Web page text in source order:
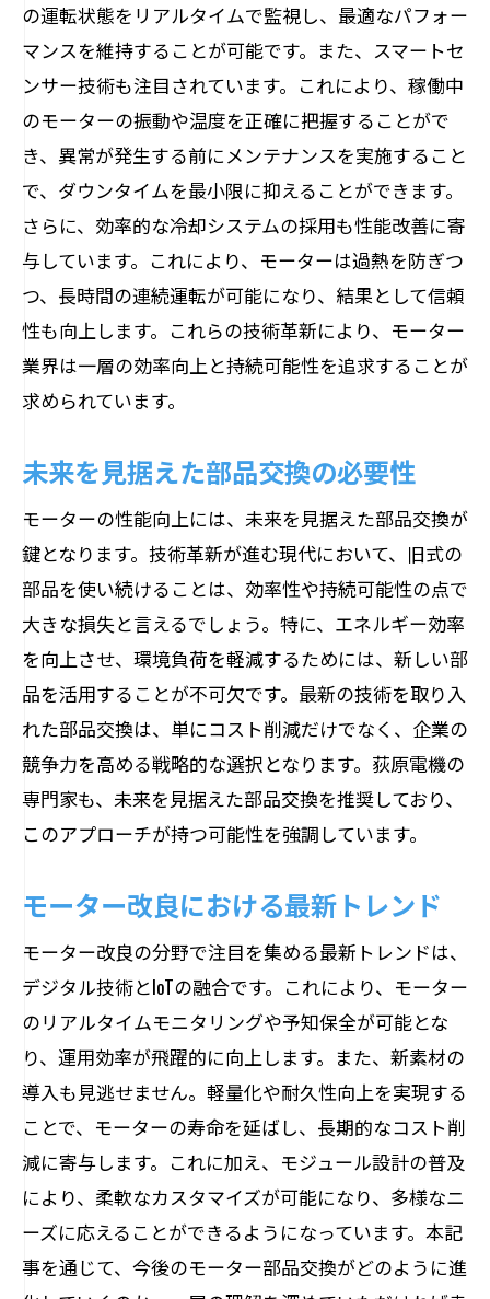
の運転状態をリアルタイムで監視し、最適なパフォー
マンスを維持することが可能です。また、スマートセ
ンサー技術も注目されています。これにより、稼働中
のモーターの振動や温度を正確に把握することがで
き、異常が発生する前にメンテナンスを実施すること
で、ダウンタイムを最小限に抑えることができます。
さらに、効率的な冷却システムの採用も性能改善に寄
与しています。これにより、モーターは過熱を防ぎつ
つ、長時間の連続運転が可能になり、結果として信頼
性も向上します。これらの技術革新により、モーター
業界は一層の効率向上と持続可能性を追求することが
求められています。
未来を見据えた部品交換の必要性
モーターの性能向上には、未来を見据えた部品交換が
鍵となります。技術革新が進む現代において、旧式の
部品を使い続けることは、効率性や持続可能性の点で
大きな損失と言えるでしょう。特に、エネルギー効率
を向上させ、環境負荷を軽減するためには、新しい部
品を活用することが不可欠です。最新の技術を取り入
れた部品交換は、単にコスト削減だけでなく、企業の
競争力を高める戦略的な選択となります。荻原電機の
専門家も、未来を見据えた部品交換を推奨しており、
このアプローチが持つ可能性を強調しています。
モーター改良における最新トレンド
モーター改良の分野で注目を集める最新トレンドは、
デジタル技術とIoTの融合です。これにより、モーター
のリアルタイムモニタリングや予知保全が可能とな
り、運用効率が飛躍的に向上します。また、新素材の
導入も見逃せません。軽量化や耐久性向上を実現する
ことで、モーターの寿命を延ばし、長期的なコスト削
減に寄与します。これに加え、モジュール設計の普及
により、柔軟なカスタマイズが可能になり、多様なニ
ーズに応えることができるようになっています。本記
事を通じて、今後のモーター部品交換がどのように進